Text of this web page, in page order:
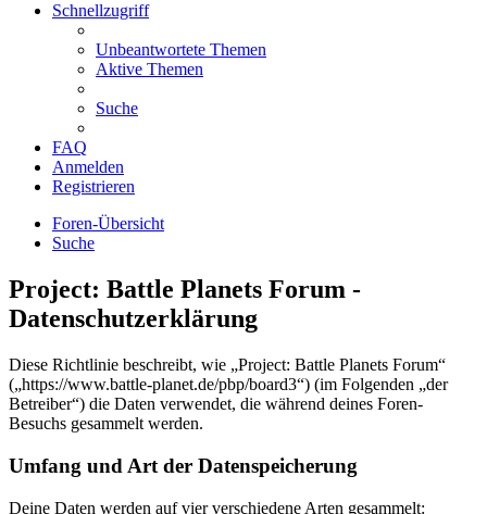
Schnellzugriff
Unbeantwortete Themen
Aktive Themen
Suche
FAQ
Anmelden
Registrieren
Foren-Übersicht
Suche
Project: Battle Planets Forum -
Datenschutzerklärung
Diese Richtlinie beschreibt, wie „Project: Battle Planets Forum“
(„https://www.battle-planet.de/pbp/board3“) (im Folgenden „der
Betreiber“) die Daten verwendet, die während deines Foren-
Besuchs gesammelt werden.
Umfang und Art der Datenspeicherung
Deine Daten werden auf vier verschiedene Arten gesammelt: